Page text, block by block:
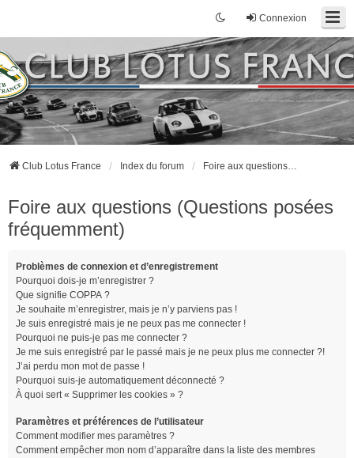
Connexion
Club Lotus France Index du forum Foire aux questions (Questions posées fréquemment)
Foire aux questions (Questions posées
fréquemment)
Problèmes de connexion et d’enregistrement
Pourquoi dois-je m’enregistrer ?
Que signifie COPPA ?
Je souhaite m’enregistrer, mais je n’y parviens pas !
Je suis enregistré mais je ne peux pas me connecter !
Pourquoi ne puis-je pas me connecter ?
Je me suis enregistré par le passé mais je ne peux plus me connecter ?!
J’ai perdu mon mot de passe !
Pourquoi suis-je automatiquement déconnecté ?
À quoi sert « Supprimer les cookies » ?
Paramètres et préférences de l’utilisateur
Comment modifier mes paramètres ?
Comment empêcher mon nom d’apparaître dans la liste des membres